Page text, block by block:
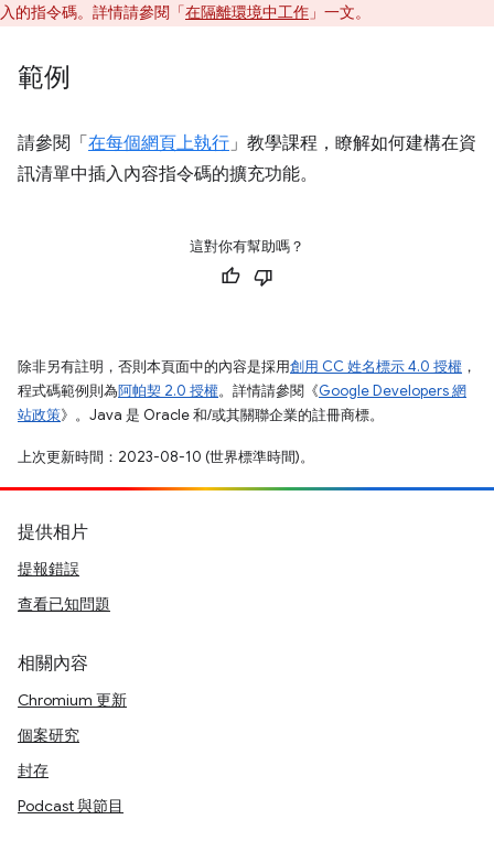
入的指令碼。詳情請參閱「在隔離環境中工作 」一文。
範例
請參閱「 在每個網頁上執行」教學課程，瞭解如何建構在資
訊清單中插入內容指令碼的擴充功能。
這對你有幫助嗎？
除非另有註明，否則本頁面中的內容是採用創用 CC 姓名標示 4.0 授權 ，
程式碼範例則為阿帕契 2.0 授權。詳情請參閱《Google Developers 網
站政策》。Java 是 Oracle 和/或其關聯企業的註冊商標。
上次更新時間：2023-08-10 (世界標準時間)。
提供相片
提報錯誤
查看已知問題
相關內容
Chromium 更新
個案研究
封存
Podcast 與節目